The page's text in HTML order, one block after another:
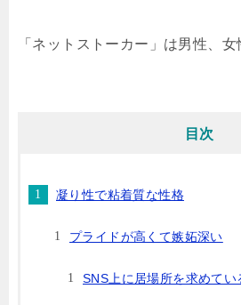
「ネットストーカー」は男性、女
目次
凝り性で粘着質な性格
プライドが高くて嫉妬深い
SNS上に居場所を求めてい